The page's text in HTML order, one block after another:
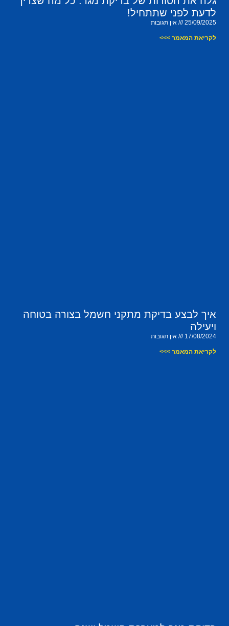
לדעת לפני שתתחיל!
25/09/2025 אין תגובות
לקריאת המאמר >>>
איך לבצע בדיקת מתקני חשמל בצורה בטוחה
ויעילה
17/08/2024 אין תגובות
לקריאת המאמר >>>